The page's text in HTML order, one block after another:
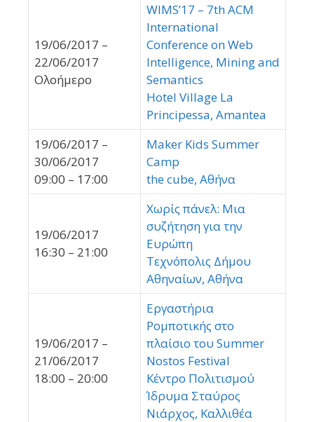
19/06/2017 –
22/06/2017
Ολοήμερο
WIMS’17 – 7th ACM
International
Conference on Web
Intelligence, Mining and
Semantics
Hotel Village La
Principessa, Amantea
19/06/2017 –
30/06/2017
09:00 – 17:00
Μaker Kids Summer
Camp
the cube, Αθήνα
19/06/2017
16:30 – 21:00
Χωρίς πάνελ: Μια
συζήτηση για την
Ευρώπη
Τεχνόπολις Δήμου
Αθηναίων, Αθήνα
19/06/2017 –
21/06/2017
18:00 – 20:00
Εργαστήρια
Ρομποτικής στο
πλαίσιο του Summer
Nostos Festival
Κέντρο Πολιτισμού
Ίδρυμα Σταύρος
Νιάρχος, Καλλιθέα